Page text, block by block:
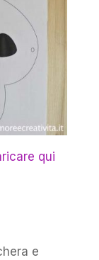
qui
e